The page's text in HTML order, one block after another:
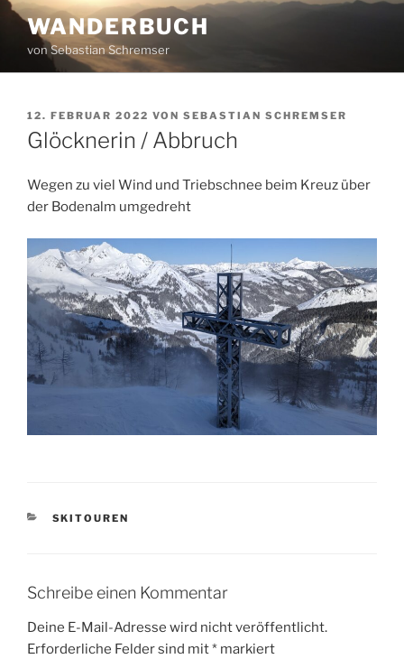
Zum
Inhalt
springen
WANDERBUCH
von Sebastian Schremser
VERÖFFENTLICHT
AM
12. FEBRUAR 2022 VON SEBASTIAN SCHREMSER
Glöcknerin / Abbruch
Wegen zu viel Wind und Triebschnee beim Kreuz über
der Bodenalm umgedreht
KATEGORIEN
SKITOUREN
Schreibe einen Kommentar
Deine E-Mail-Adresse wird nicht veröffentlicht.
Erforderliche Felder sind mit* markiert